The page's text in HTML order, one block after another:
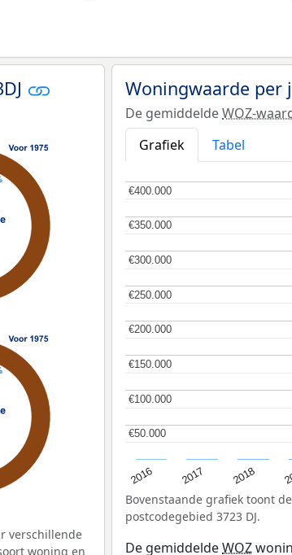
verschillende
woning en
Woningwaarde per
De gemiddeldeWOZ-
Grafiek
Tabel
2016 2017 2018
€50.000
€50.000
€100.000
€100.000
€150.000
€150.000
€200.000
€200.000
€250.000
€250.000
€300.000
€300.000
€350.000
€350.000
€400.000
€400.000
Bovenstaande grafiek toont
postcodegebied 3723 DJ.
De gemiddeldeWOZ